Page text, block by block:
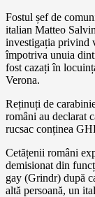
Fostul șef de
italian Matteo
investigația privind
împotriva unuia
fost cazați în
Verona.
Reținuți de
români au declarat
rucsac conținea
Cetățenii români
demisionat din
gay (Grindr) după
altă persoană, un